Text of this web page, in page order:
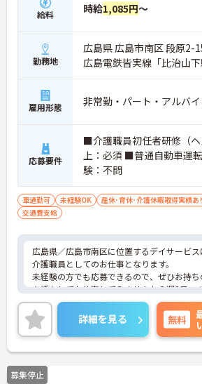
給料 時給1,085円～
勤務地
広島県 広島市南区 段原2-
広島電鉄皆実線「比治山
雇用形態 非常勤・パート・アルバイ
応募要件
■介護職員初任者研修（
上：必須 ■普通自動車運
験：不問
車通勤可 未経験OK 産休･育休･介護休暇取得実績あ
交通費支給
広島県／広島市南区に位置するデイサービス
介護職員としてのお仕事となります。
未経験の方でも応募できるので、ぜひお持ち
を活かしてお仕事してみませんか？週3日～
が可能なので、ご自身のご都合に合わせて
が可能です◎
ご興味ある方は面接ポイントをお伝えします
お気軽にお問い合わせください♪
詳細を見る 無料
募集停止